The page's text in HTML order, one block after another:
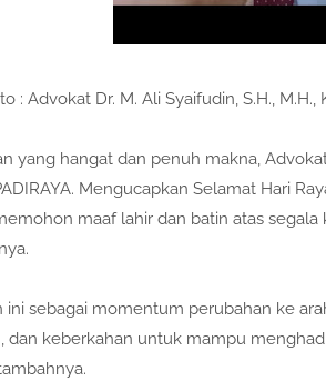
: Advokat Dr. M. Ali Syaifudin, S.H.,
yang hangat dan penuh makna,
Mengucapkan Selamat Hari
maaf lahir dan batin atas
ini sebagai momentum perubahan ke
dan keberkahan untuk mampu